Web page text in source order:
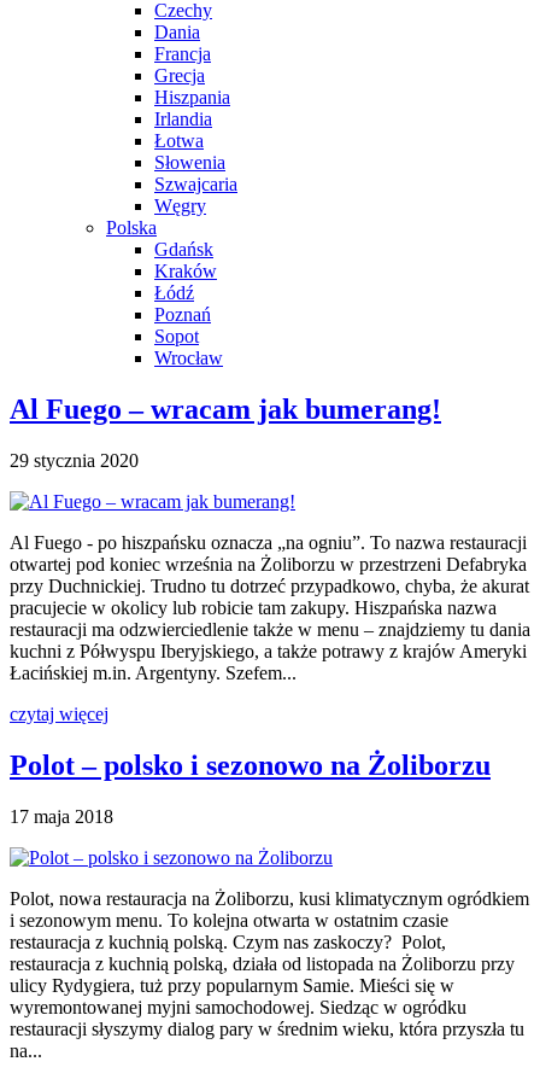
Czechy
Dania
Francja
Grecja
Hiszpania
Irlandia
Łotwa
Słowenia
Szwajcaria
Węgry
Polska
Gdańsk
Kraków
Łódź
Poznań
Sopot
Wrocław
Al Fuego – wracam jak bumerang!
29 stycznia 2020
Al Fuego - po hiszpańsku oznacza „na ogniu”. To nazwa restauracji
otwartej pod koniec września na Żoliborzu w przestrzeni Defabryka
przy Duchnickiej. Trudno tu dotrzeć przypadkowo, chyba, że akurat
pracujecie w okolicy lub robicie tam zakupy. Hiszpańska nazwa
restauracji ma odzwierciedlenie także w menu – znajdziemy tu dania
kuchni z Półwyspu Iberyjskiego, a także potrawy z krajów Ameryki
Łacińskiej m.in. Argentyny. Szefem...
czytaj więcej
Polot – polsko i sezonowo na Żoliborzu
17 maja 2018
Polot, nowa restauracja na Żoliborzu, kusi klimatycznym ogródkiem
i sezonowym menu. To kolejna otwarta w ostatnim czasie
restauracja z kuchnią polską. Czym nas zaskoczy? Polot,
restauracja z kuchnią polską, działa od listopada na Żoliborzu przy
ulicy Rydygiera, tuż przy popularnym Samie. Mieści się w
wyremontowanej myjni samochodowej. Siedząc w ogródku
restauracji słyszymy dialog pary w średnim wieku, która przyszła tu
na...